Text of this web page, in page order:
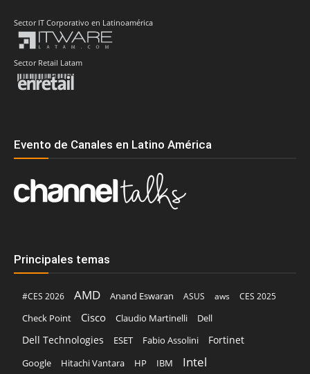
Sector IT Corporativo en Latinoamérica
Sector Retail Latam
Evento de Canales en Latino América
Principales temas
#CES 2026 AMD Anand Eswaran ASUS aws
CES 2025
Check Point
Cisco Claudio Martinelli Dell
Dell Technologies ESET Fabio Assolini Fortinet
Google Hitachi Vantara HP IBM Intel